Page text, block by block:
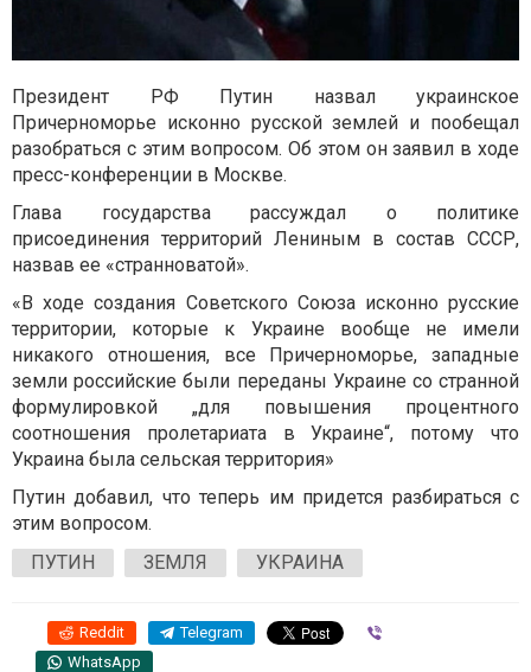
Президент РФ Путин назвал украинское
Причерноморье исконно русской землей и пообещал
разобраться с этим вопросом. Об этом он заявил в ходе
пресс-конференции в Москве.
Глава государства рассуждал о политике
присоединения территорий Лениным в состав СССР,
назвав ее «странноватой».
«В ходе создания Советского Союза исконно русские
территории, которые к Украине вообще не имели
никакого отношения, все Причерноморье, западные
земли российские были переданы Украине со странной
формулировкой „для повышения процентного
соотношения пролетариата в Украине“, потому что
Украина была сельская территория»
Путин добавил, что теперь им придется разбираться с
этим вопросом.
ПУТИН
ЗЕМЛЯ УКРАИНА
Reddit Telegram
WhatsApp